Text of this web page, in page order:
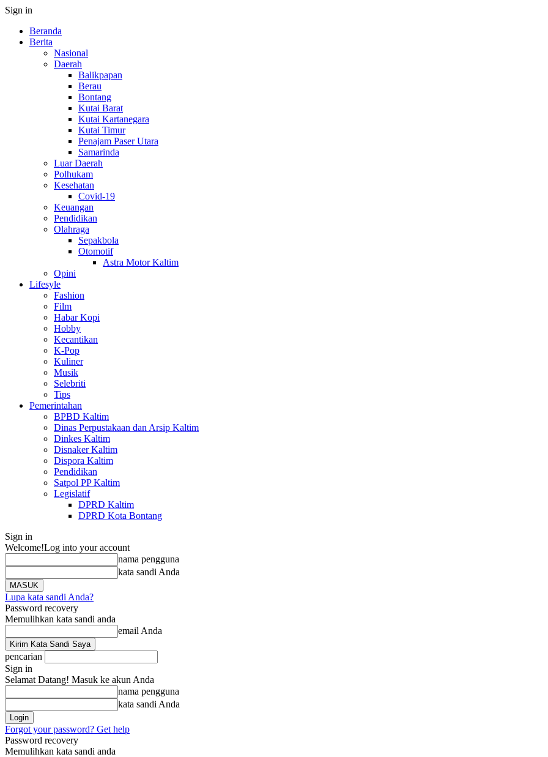
Sign in
Beranda
Berita
Nasional
Daerah
Balikpapan
Berau
Bontang
Kutai Barat
Kutai Kartanegara
Kutai Timur
Penajam Paser Utara
Samarinda
Luar Daerah
Polhukam
Kesehatan
Covid-19
Keuangan
Pendidikan
Olahraga
Sepakbola
Otomotif
Astra Motor Kaltim
Opini
Lifesyle
Fashion
Film
Habar Kopi
Hobby
Kecantikan
K-Pop
Kuliner
Musik
Selebriti
Tips
Pemerintahan
BPBD Kaltim
Dinas Perpustakaan dan Arsip Kaltim
Dinkes Kaltim
Disnaker Kaltim
Dispora Kaltim
Pendidikan
Satpol PP Kaltim
Legislatif
DPRD Kaltim
DPRD Kota Bontang
Sign in
Welcome!Log into your account
nama pengguna
kata sandi Anda
Lupa kata sandi Anda?
Password recovery
Memulihkan kata sandi anda
email Anda
pencarian
Sign in
Selamat Datang! Masuk ke akun Anda
nama pengguna
kata sandi Anda
Forgot your password? Get help
Password recovery
Memulihkan kata sandi anda